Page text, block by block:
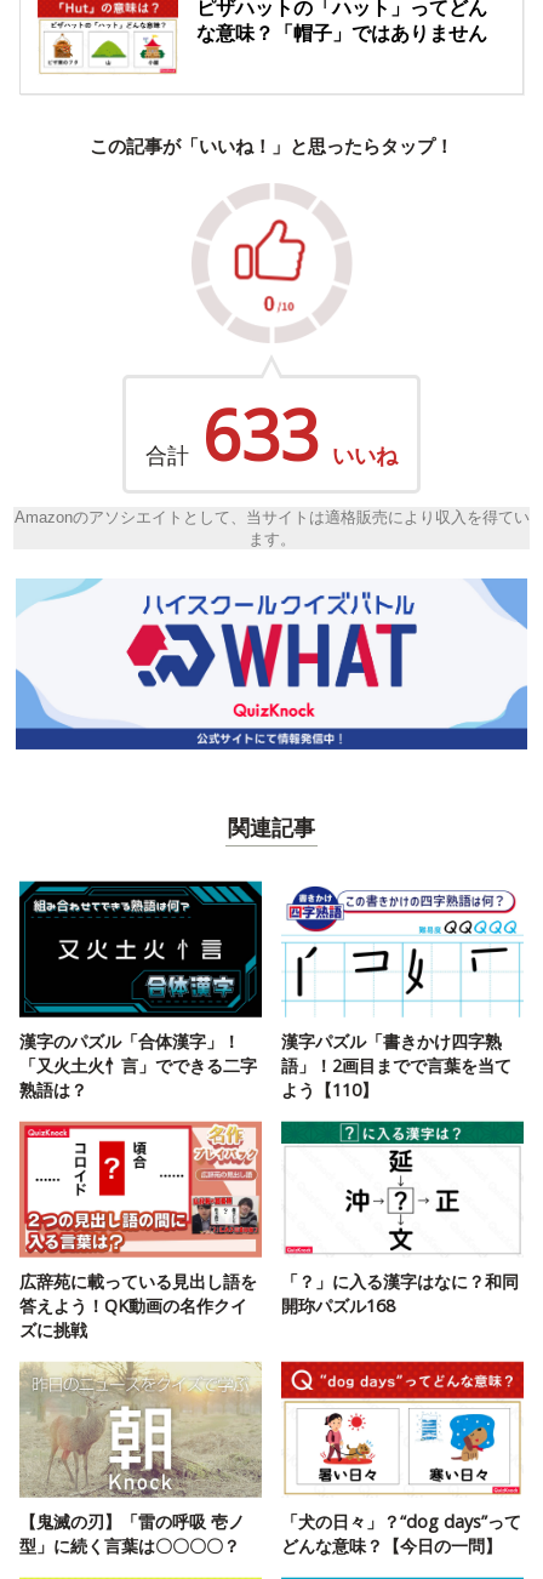
ピザハットの「ハット」ってどん
な意味？「帽子」ではありません
この記事が「いいね！」と思ったらタップ！
合計 633 いいね
Amazonのアソシエイトとして、当サイトは適格販売により収入を得てい
ます。
関連記事
漢字のパズル「合体漢字」！
「又火土火忄言」でできる二字
熟語は？
漢字パズル「書きかけ四字熟
語」！2画目までで言葉を当て
よう【110】
広辞苑に載っている見出し語を
答えよう！QK動画の名作クイ
ズに挑戦
「？」に入る漢字はなに？和同
開珎パズル168
【鬼滅の刃】「雷の呼吸 壱ノ
型」に続く言葉は〇〇〇〇？
「犬の日々」？“dog days”って
どんな意味？【今日の一問】